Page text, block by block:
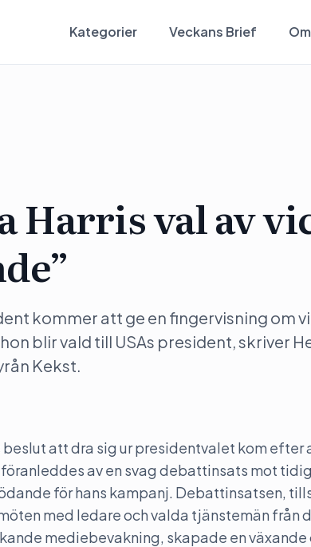
Kategorier Veckans Brief
Harris val av
kommer att ge en fingervisning om
blir vald till USAs president, skriver
Kekst.
beslut att dra sig ur presidentvalet kom
av en svag debattinsats mot
för hans kampanj. Debattinsatsen,
med ledare och valda tjänstemän från
mediebevakning, skapade en